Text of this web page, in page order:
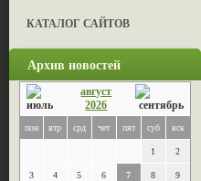
КАТАЛОГ САЙТОВ
Архив новостей
август
2026
пон втр срд чет пят суб вск
1 2
3 4 5 6 7 8 9